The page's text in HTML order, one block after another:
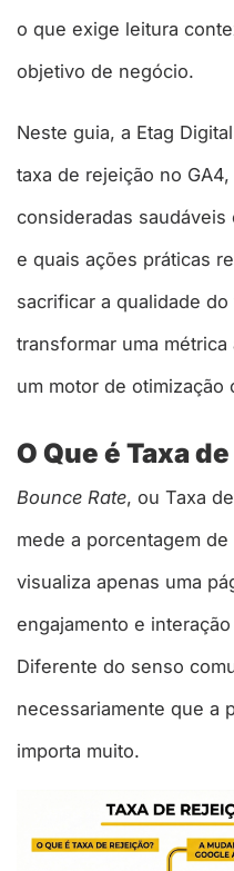
o que exige leitura
objetivo de negócio.​
Neste guia, a Etag
taxa de rejeição no
consideradas
e quais ações práticas
sacrificar a qualidade
transformar uma
um motor de
O Que é Taxa
Bounce Rate, ou Taxa
mede a porcentagem
visualiza apenas uma
engajamento e
Diferente do senso
necessariamente que a
importa muito.​